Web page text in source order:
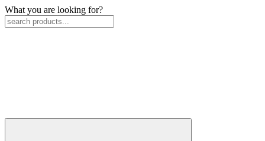
What you are looking for?